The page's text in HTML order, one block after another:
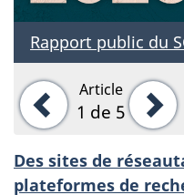
Précédent
Article
1 de 5
Rapport public du
Des sites de
plateformes de